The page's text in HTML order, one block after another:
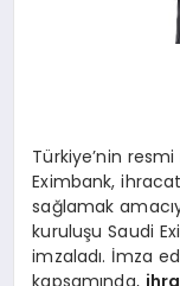
Türkiye’nin
Eximbank,
sağlamak
kuruluşu Saudi
imzaladı. İmza
kapsamında,